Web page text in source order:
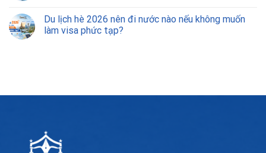
Du lịch hè 2026 nên đi nước nào nếu không muốn
làm visa phức tạp?